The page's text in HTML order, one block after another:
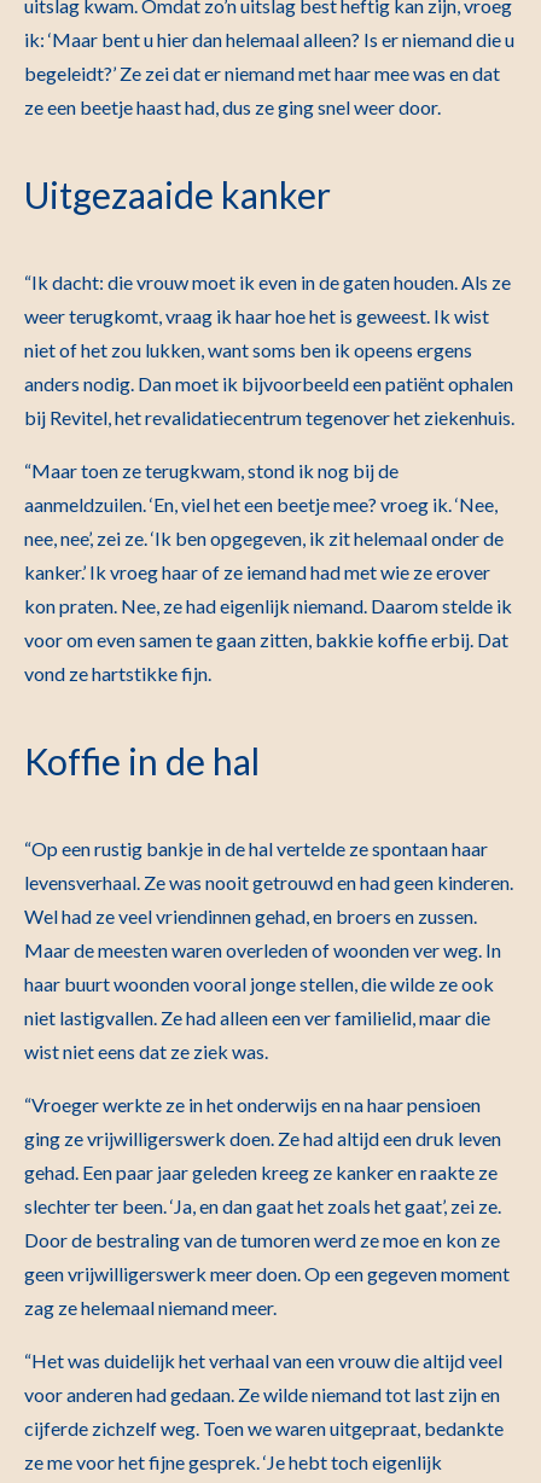
uitslag kwam. Omdat zo’n uitslag best heftig kan zijn, vroeg
ik: ‘Maar bent u hier dan helemaal alleen? Is er niemand die u
begeleidt?’ Ze zei dat er niemand met haar mee was en dat
ze een beetje haast had, dus ze ging snel weer door.
Uitgezaaide kanker
“Ik dacht: die vrouw moet ik even in de gaten houden. Als ze
weer terugkomt, vraag ik haar hoe het is geweest. Ik wist
niet of het zou lukken, want soms ben ik opeens ergens
anders nodig. Dan moet ik bijvoorbeeld een patiënt ophalen
bij Revitel, het revalidatiecentrum tegenover het ziekenhuis.
“Maar toen ze terugkwam, stond ik nog bij de
aanmeldzuilen. ‘En, viel het een beetje mee? vroeg ik. ‘Nee,
nee, nee’, zei ze. ‘Ik ben opgegeven, ik zit helemaal onder de
kanker.’ Ik vroeg haar of ze iemand had met wie ze erover
kon praten. Nee, ze had eigenlijk niemand. Daarom stelde ik
voor om even samen te gaan zitten, bakkie koffie erbij. Dat
vond ze hartstikke fijn.
Koffie in de hal
“Op een rustig bankje in de hal vertelde ze spontaan haar
levensverhaal. Ze was nooit getrouwd en had geen kinderen.
Wel had ze veel vriendinnen gehad, en broers en zussen.
Maar de meesten waren overleden of woonden ver weg. In
haar buurt woonden vooral jonge stellen, die wilde ze ook
niet lastigvallen. Ze had alleen een ver familielid, maar die
wist niet eens dat ze ziek was.
“Vroeger werkte ze in het onderwijs en na haar pensioen
ging ze vrijwilligerswerk doen. Ze had altijd een druk leven
gehad. Een paar jaar geleden kreeg ze kanker en raakte ze
slechter ter been. ‘Ja, en dan gaat het zoals het gaat’, zei ze.
Door de bestraling van de tumoren werd ze moe en kon ze
geen vrijwilligerswerk meer doen. Op een gegeven moment
zag ze helemaal niemand meer.
“Het was duidelijk het verhaal van een vrouw die altijd veel
voor anderen had gedaan. Ze wilde niemand tot last zijn en
cijferde zichzelf weg. Toen we waren uitgepraat, bedankte
ze me voor het fijne gesprek. ‘Je hebt toch eigenlijk